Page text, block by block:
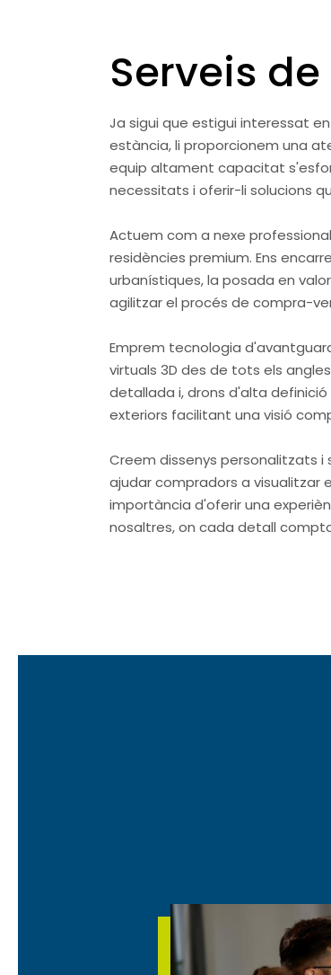
Serveis de
Ja sigui que estigui interessat
estància, li proporcionem una
equip altament capacitat
necessitats i oferir-li solucions
Actuem com a nexe
residències premium. Ens
urbanístiques, la posada en
agilitzar el procés de compra-
Emprem tecnologia
virtuals 3D des de tots els
detallada i, drons d'alta
exteriors facilitant una visió
Creem dissenys personalitzats
ajudar compradors a visualitzar
importància d'oferir una
nosaltres, on cada detall